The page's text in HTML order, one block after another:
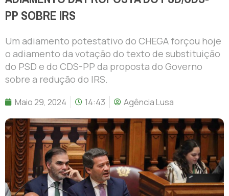
PP SOBRE IRS
Um adiamento potestativo do CHEGA forçou hoje
o adiamento da votação do texto de substituição
do PSD e do CDS-PP da proposta do Governo
sobre a redução do IRS.
Maio 29, 2024 14:43 Agência Lusa